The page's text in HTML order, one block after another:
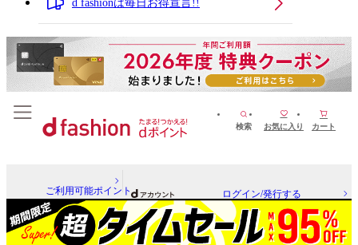
d fashionは毎日お得宣言!!
検索 お気に入り カート
ご利用可能ポイント ログイン/発行する